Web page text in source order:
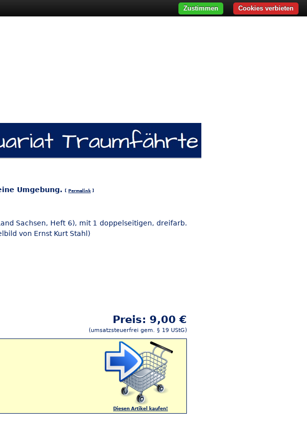
Umgebung. [ Permalink]
Sachsen, Heft 6), mit 1 doppelseitigen, dreifarb.
von Ernst Kurt Stahl)
Preis: 9,00 €
(umsatzsteuerfrei gem. § 19 UStG)
Diesen Artikel kaufen!
Cookies verbieten
Zustimmen